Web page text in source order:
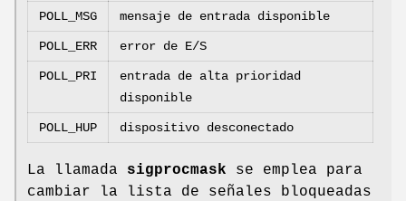
POLL_MSG mensaje de entrada disponible
POLL_ERR error de E/S
POLL_PRI
entrada de alta prioridad
disponible
POLL_HUP dispositivo desconectado
La llamada sigprocmask se emplea para
cambiar la lista de señales bloqueadas